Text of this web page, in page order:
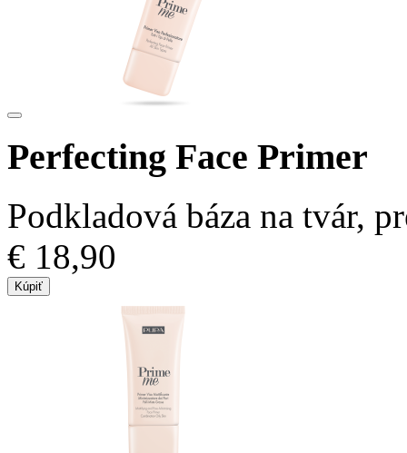
Perfecting Face Primer
Podkladová báza na tvár,
€ 18,90
Kúpiť